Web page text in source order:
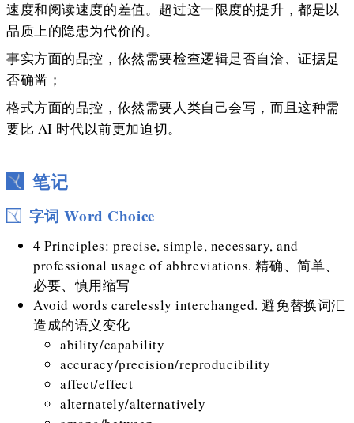
速度和阅读速度的差值。超过这一限度的提升，都是以
品质上的隐患为代价的。
事实方面的品控，依然需要检查逻辑是否自洽、证据是
否确凿；
格式方面的品控，依然需要人类自己会写，而且这种需
要比 AI 时代以前更加迫切。
笔记
字词 Word Choice
4 Principles: precise, simple, necessary, and
professional usage of abbreviations. 精确、简单、
必要、慎用缩写
Avoid words carelessly interchanged. 避免替换词汇
造成的语义变化
ability/capability
accuracy/precision/reproducibility
affect/effect
alternately/alternatively